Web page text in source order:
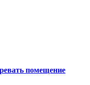
помещение